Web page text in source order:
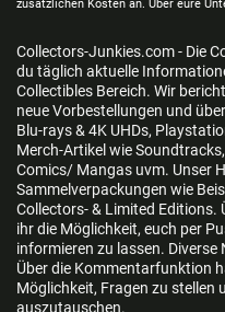
zusätzlichen Kosten an. Über eure
Collectors-Junkies.com - Die
du täglich aktuelle
Collectibles Bereich. Wir
neue Vorbestellungen und
Blu-rays & 4K UHDs,
Merch-Artikel wie
Comics/ Mangas uvm. Unser
Sammelverpackungen wie
Collectors- & Limited Editions.
ihr die Möglichkeit, euch per
informieren zu lassen.
Über die Kommentarfunktion
Möglichkeit, Fragen zu stellen
auszutauschen.